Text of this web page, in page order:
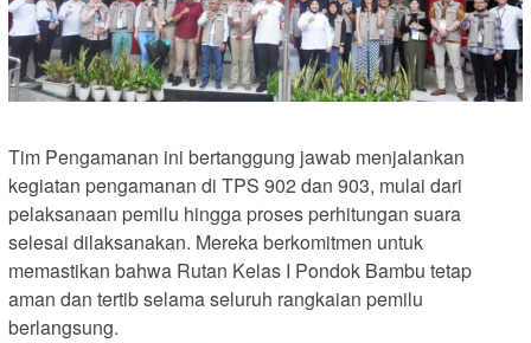
Tim Pengamanan ini bertanggung jawab menjalankan
kegiatan pengamanan di TPS 902 dan 903, mulai dari
pelaksanaan pemilu hingga proses perhitungan suara
selesai dilaksanakan. Mereka berkomitmen untuk
memastikan bahwa Rutan Kelas I Pondok Bambu tetap
aman dan tertib selama seluruh rangkaian pemilu
berlangsung.